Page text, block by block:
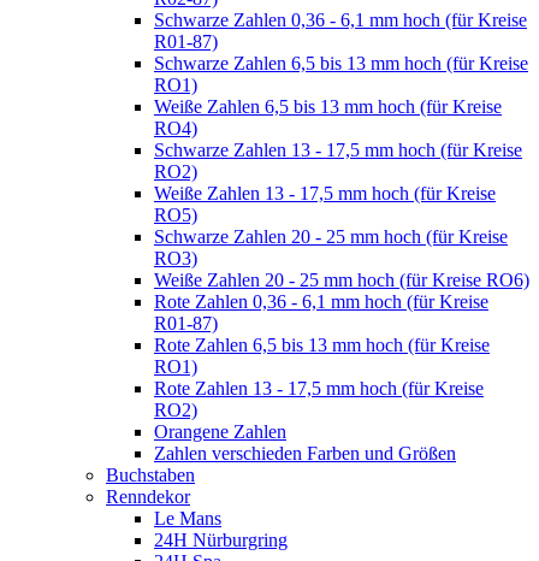
Schwarze Zahlen 0,36 - 6,1 mm hoch (für Kreise
R01-87)
Schwarze Zahlen 6,5 bis 13 mm hoch (für Kreise
RO1)
Weiße Zahlen 6,5 bis 13 mm hoch (für Kreise
RO4)
Schwarze Zahlen 13 - 17,5 mm hoch (für Kreise
RO2)
Weiße Zahlen 13 - 17,5 mm hoch (für Kreise
RO5)
Schwarze Zahlen 20 - 25 mm hoch (für Kreise
RO3)
Weiße Zahlen 20 - 25 mm hoch (für Kreise RO6)
Rote Zahlen 0,36 - 6,1 mm hoch (für Kreise
R01-87)
Rote Zahlen 6,5 bis 13 mm hoch (für Kreise
RO1)
Rote Zahlen 13 - 17,5 mm hoch (für Kreise
RO2)
Orangene Zahlen
Zahlen verschieden Farben und Größen
Buchstaben
Renndekor
Le Mans
24H Nürburgring